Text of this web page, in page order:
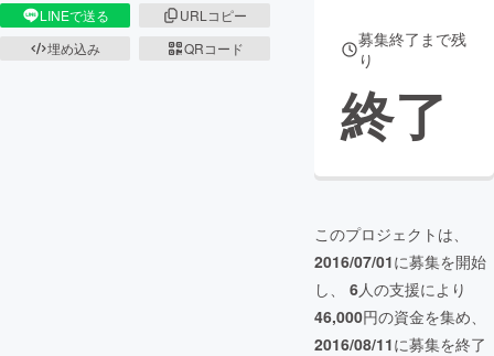
LINEで送る
URLコピー
埋め込み
QRコード
募集終了まで残
り
終了
このプロジェクトは、
2016/07/01に募集を開始
し、 6人の支援により
46,000円の資金を集め、
2016/08/11に募集を終了